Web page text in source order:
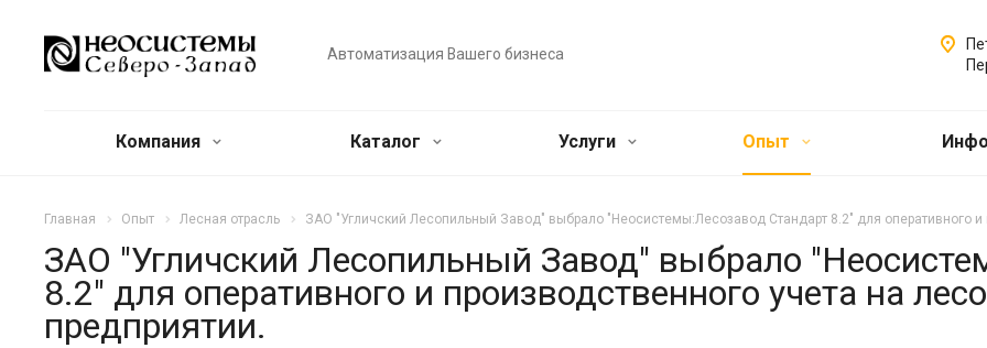
Автоматизация Вашего бизнеса
Компания Каталог Услуги Опыт
Главная Опыт Лесная отрасль ЗАО "Угличский Лесопильный Завод" выбрало "Неосистемы:Лесозавод Стандарт 8.2" для оперативного
ЗАО "Угличский Лесопильный Завод" выбрало
8.2" для оперативного и производственного учета на
предприятии.